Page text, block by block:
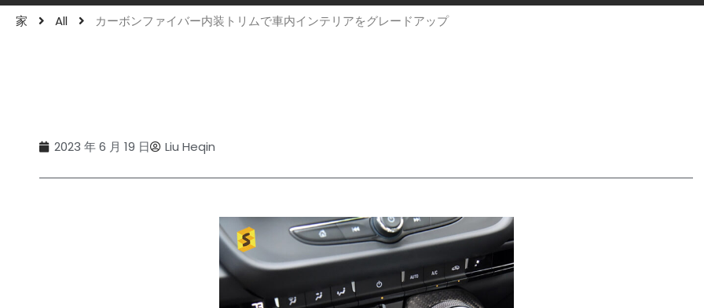
家 All カーボンファイバー内装トリムで車内インテリアをグレードアップ
2023 年 6 月 19 日 Liu Heqin